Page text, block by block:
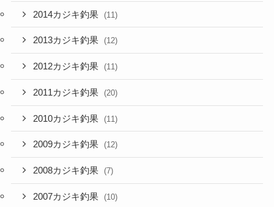
2014カジキ釣果 (11)
2013カジキ釣果 (12)
2012カジキ釣果 (11)
2011カジキ釣果 (20)
2010カジキ釣果 (11)
2009カジキ釣果 (12)
2008カジキ釣果 (7)
2007カジキ釣果 (10)